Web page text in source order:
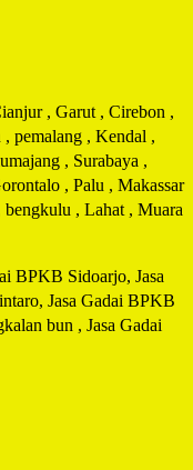
, Garut , Cirebon ,
pemalang , Kendal ,
, Surabaya ,
, Palu , Makassar
bengkulu , Lahat , Muara
BPKB Sidoarjo, Jasa
Jasa Gadai BPKB
bun , Jasa Gadai